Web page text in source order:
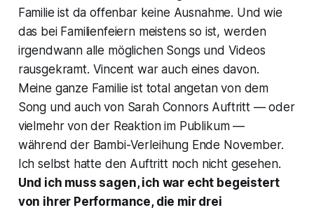
Familie ist da offenbar keine Ausnahme. Und wie
das bei Familienfeiern meistens so ist, werden
irgendwann alle möglichen Songs und Videos
rausgekramt. Vincent war auch eines davon.
Meine ganze Familie ist total angetan von dem
Song und auch von Sarah Connors Auftritt — oder
vielmehr von der Reaktion im Publikum —
während der Bambi-Verleihung Ende November.
Ich selbst hatte den Auftritt noch nicht gesehen.
Und ich muss sagen, ich war echt begeistert
von ihrer Performance, die mir drei